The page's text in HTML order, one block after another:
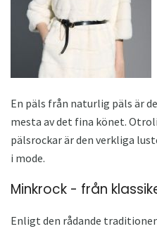
En päls från naturlig päls är
mesta av det fina könet.
pälsrockar är den verkliga
i mode.
Minkrock - från
Enligt den rådande